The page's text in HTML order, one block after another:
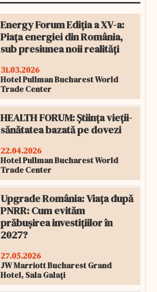
Energy Forum Ediția a XV-a:
Piața energiei din România,
sub presiunea noii realități
31.03.2026
Hotel Pullman Bucharest World
Trade Center
HEALTH FORUM: Știința vieții-
sănătatea bazată pe dovezi
22.04.2026
Hotel Pullman Bucharest World
Trade Center
Upgrade România: Viața după
PNRR: Cum evităm
prăbușirea investițiilor în
2027?
27.05.2026
JW Marriott Bucharest Grand
Hotel, Sala Galați